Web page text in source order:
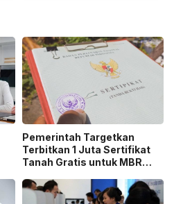
Pemerintah Targetkan
Terbitkan 1 Juta Sertifikat
Tanah Gratis untuk MBR